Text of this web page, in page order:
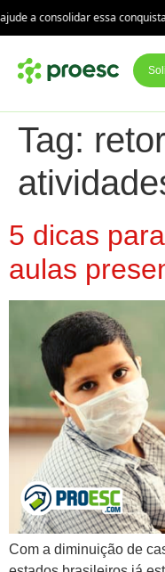
a consolidar essa conquista
Tag:
5 dicas
aulas
Com a diminuição de